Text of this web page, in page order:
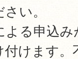
い。
よる申込
付けます